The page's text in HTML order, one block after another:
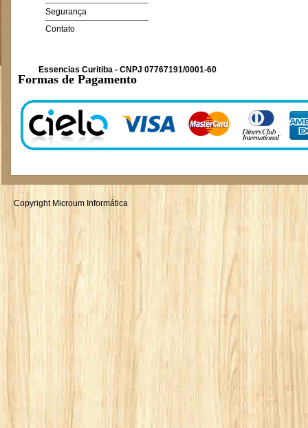
Segurança
Contato
Essencias Curitiba - CNPJ 07767191/0001-60
Formas de Pagamento
Copyright Microum Informática